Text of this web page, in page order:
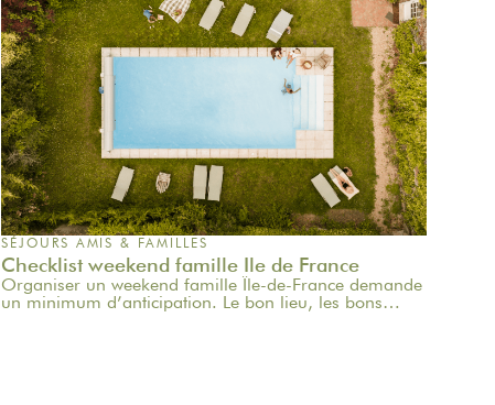
SÉJOURS AMIS & FAMILLES
Checklist weekend famille Ile de France
Organiser un weekend famille Île-de-France demande
un minimum d’anticipation. Le bon lieu, les bons